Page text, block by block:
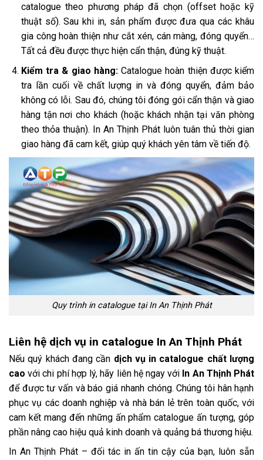
catalogue theo phương pháp đã chọn (offset hoặc kỹ
thuật số). Sau khi in, sản phẩm được đưa qua các khâu
gia công hoàn thiện như cắt xén, cán màng, đóng quyển…
Tất cả đều được thực hiện cẩn thận, đúng kỹ thuật.
Kiểm tra & giao hàng:Catalogue hoàn thiện được kiểm
tra lần cuối về chất lượng in và đóng quyển, đảm bảo
không có lỗi. Sau đó, chúng tôi đóng gói cẩn thận và giao
hàng tận nơi cho khách (hoặc khách nhận tại văn phòng
theo thỏa thuận). In An Thịnh Phát luôn tuân thủ thời gian
giao hàng đã cam kết, giúp quý khách yên tâm về tiến độ.
Quy trình in catalogue tại In An Thịnh Phát
Liên hệ dịch vụ in catalogue In An Thịnh Phát
Nếu quý khách đang cần dịch vụ in catalogue chất lượng
cao với chi phí hợp lý, hãy liên hệ ngay với In An Thịnh Phát
để được tư vấn và báo giá nhanh chóng. Chúng tôi hân hạnh
phục vụ các doanh nghiệp và nhà bán lẻ trên toàn quốc, với
cam kết mang đến những ấn phẩm catalogue ấn tượng, góp
phần nâng cao hiệu quả kinh doanh và quảng bá thương hiệu.
In An Thịnh Phát – đối tác in ấn tin cậy của bạn, luôn sẵn